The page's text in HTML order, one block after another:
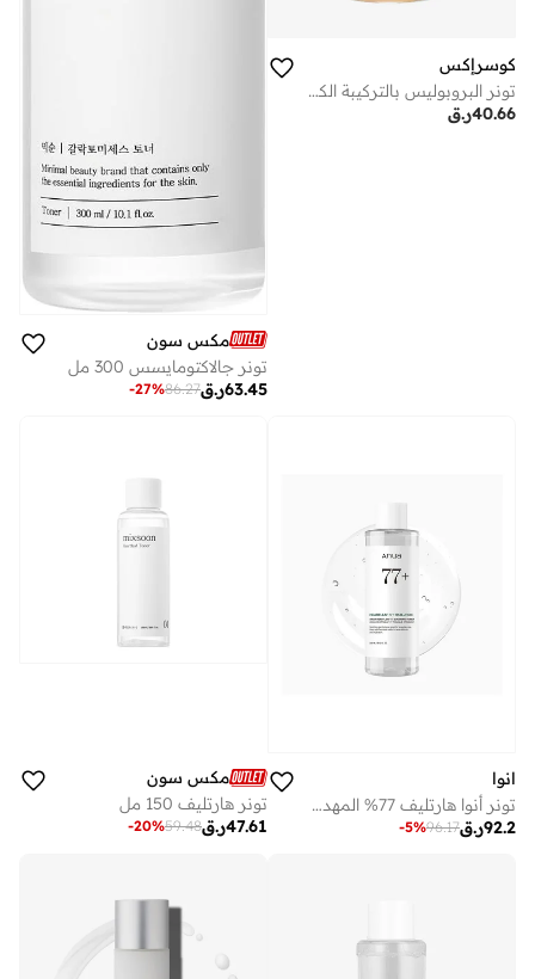
كوسرإكس
تونر البروبوليس بالتركيبة الكاملة المتآزرة
ر.ق40.66
مكس سون
تونر جالاكتومايسس 300 مل
ر.ق63.45
86.27
-27%
انوا
تونر أنوا هارتليف 77% المهدئ 250 مل
ر.ق92.2
96.17
-5%
مكس سون
تونر هارتليف 150 مل
ر.ق47.61
59.48
-20%